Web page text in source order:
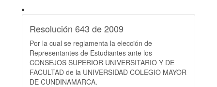
Resolución 643 de 2009
Por la cual se reglamenta la elección de
Representantes de Estudiantes ante los
CONSEJOS SUPERIOR UNIVERSITARIO Y DE
FACULTAD de la UNIVERSIDAD COLEGIO MAYOR
DE CUNDINAMARCA.